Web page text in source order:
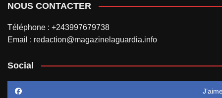
NOUS CONTACTER
Téléphone : +243997679738
Email : redaction@magazinelaguardia.info
Social